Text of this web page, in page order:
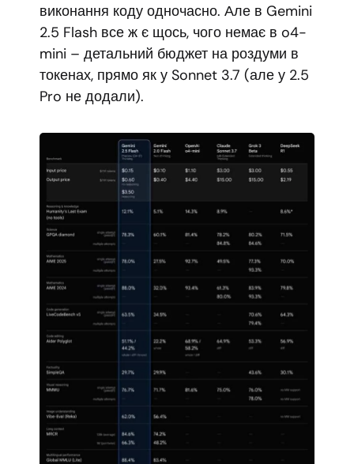
виконання коду одночасно. Але в Gemini
2.5 Flash все ж є щось, чого немає в o4-
mini – детальний бюджет на роздуми в
токенах, прямо як у Sonnet 3.7 (але у 2.5
Pro не додали).